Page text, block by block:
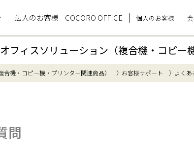
法人のお客様 COCORO OFFICE 個人のお客様
オフィスソリューション（複合機・コピー
機・コピー機・プリンター関連商品） お客様サポート よくあ
問